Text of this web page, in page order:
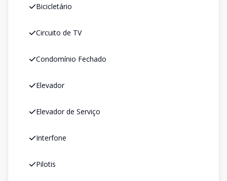
Bicicletário
Circuito de TV
Condomínio Fechado
Elevador
Elevador de Serviço
Interfone
Pilotis